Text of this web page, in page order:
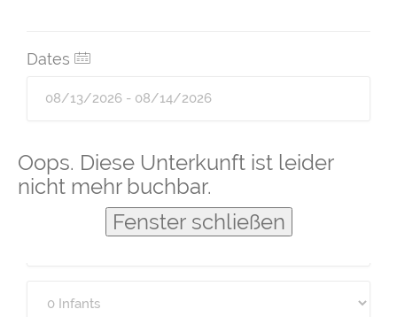
Oops. Diese Unterkunft ist leider
nicht mehr buchbar.
Fenster schließen
Dates